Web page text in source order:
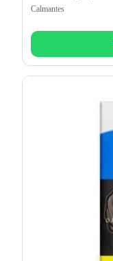
Calmantes